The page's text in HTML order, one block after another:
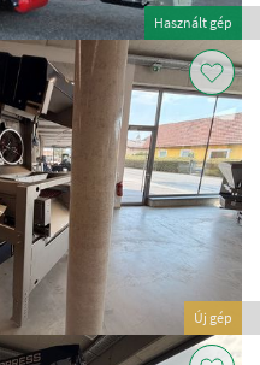
Használt gép
Új gép